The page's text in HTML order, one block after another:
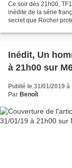
Ce soir dès 21h00,
inédite de la série
secret que Rocher
Inédit, Un
à 21h00 sur
Publié le 31/01/2019 à
Par Benoît